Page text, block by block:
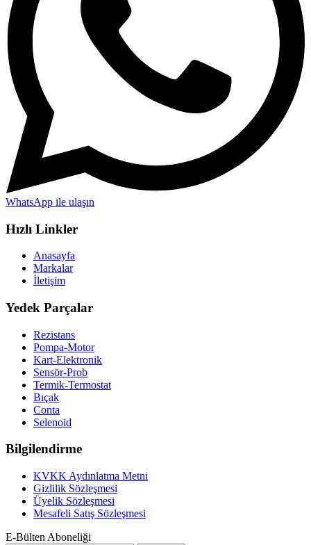
WhatsApp ile ulaşın
Hızlı Linkler
Anasayfa
Markalar
İletişim
Yedek Parçalar
Rezistans
Pompa-Motor
Kart-Elektronik
Sensör-Prob
Termik-Termostat
Bıçak
Conta
Selenoid
Bilgilendirme
KVKK Aydınlatma Metni
Gizlilik Sözleşmesi
Üyelik Sözleşmesi
Mesafeli Satış Sözleşmesi
E-Bülten Aboneliği